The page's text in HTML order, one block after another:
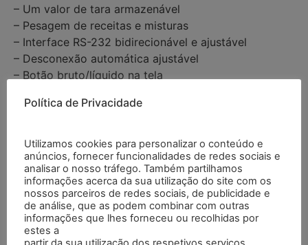
– Um valor de tara armazenável
– Pesagem de receitas e misturas
– Interface RS-232 bidirecionável e ajustável
– Desconexão automática ajustável
– Botão bruto/líquido na tela
– Componentes livres de manutenção
Especificações
Intervalo de pesagem 300 kg
Política de Privacidade
Utilizamos cookies para personalizar o conteúdo e
anúncios, fornecer funcionalidades de redes sociais e
analisar o nosso tráfego. Também partilhamos
informações acerca da sua utilização do site com os
nossos parceiros de redes sociais, de publicidade e
de análise, que as podem combinar com outras
informações que lhes forneceu ou recolhidas por
estes a